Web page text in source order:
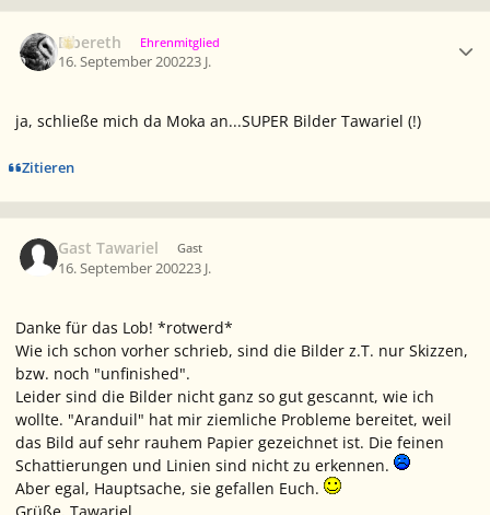
Elbereth Ehrenmitglied
16. September 200223 J.
ja, schließe mich da Moka an...SUPER Bilder Tawariel (!)
Zitieren
Gast Tawariel Gast
16. September 200223 J.
Danke für das Lob! *rotwerd*
Wie ich schon vorher schrieb, sind die Bilder z.T. nur Skizzen,
bzw. noch "unfinished".
Leider sind die Bilder nicht ganz so gut gescannt, wie ich
wollte. "Aranduil" hat mir ziemliche Probleme bereitet, weil
das Bild auf sehr rauhem Papier gezeichnet ist. Die feinen
Schattierungen und Linien sind nicht zu erkennen.
Aber egal, Hauptsache, sie gefallen Euch.
Grüße, Tawariel